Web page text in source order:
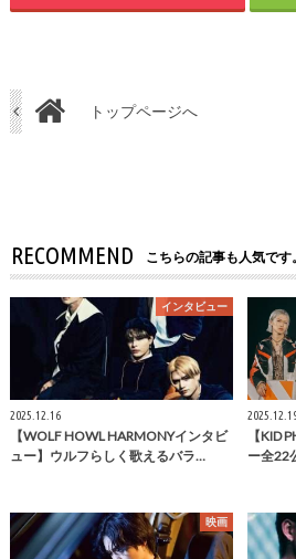
トップページへ
RECOMMEND こちらの記事も人気です。
インタビュー
2025.12.16
【WOLF HOWL HARMONYインタビ
ュー】ウルフらしく歌えるバラ…
【KID
ー全22
映画